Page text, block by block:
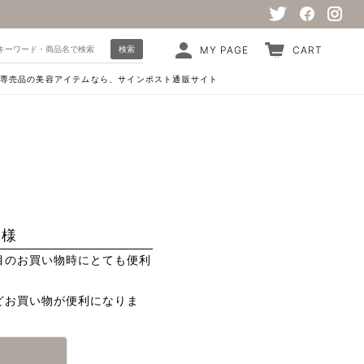
検索 MY PAGE CART
売品の美容アイテムなら、サインポスト通販サイト
お買い物時にとても便利
買い物が便利になりま